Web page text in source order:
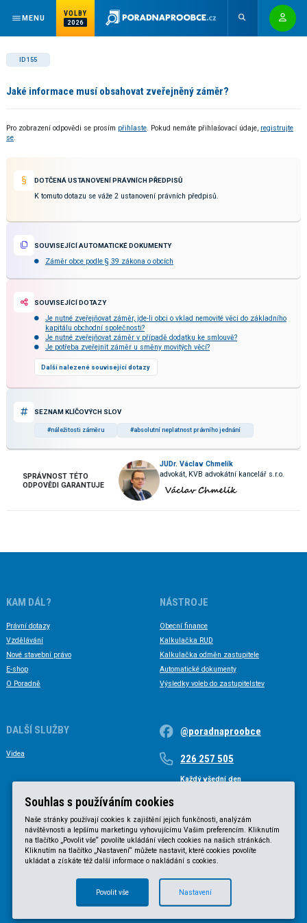
MENU
VOLBY
2026
ID 155
Jaké informace musí obsahovat zveřejněný záměr?
Pro zobrazení odpovědi se prosím přihlaste. Pokud nemáte přihlašovací údaje, registrujte
se.
DOTČENÁ USTANOVENÍ PRÁVNÍCH PŘEDPISŮ
K tomuto dotazu se váže 2 ustanovení právních předpisů.
SOUVISEJÍCÍ AUTOMATICKÉ DOKUMENTY
Záměr obce podle § 39 zákona o obcích
SOUVISEJÍCÍ DOTAZY
Je nutné zveřejňovat záměr, jde-li obci o vklad nemovité věci do základního
kapitálu obchodní společnosti?
Je nutné zveřejňovat záměr v případě dodatku ke smlouvě?
Je potřeba zveřejnit záměr u směny movitých věcí?
Další nalezené související dotazy
SEZNAM KLÍČOVÝCH SLOV
#náležitosti záměru #absolutní neplatnost právního jednání
SPRÁVNOST TÉTO
ODPOVĚDI GARANTUJE
JUDr. Václav Chmelík
advokát, KVB advokátní kancelář s.r.o.
KAM DÁL?
Právní dotazy
Vzdělávání
Nové stavební právo
E-shop
O Poradně
NÁSTROJE
Obecní finance
Kalkulačka RUD
Kalkulačka odměn zastupitele
Automatické dokumenty
Výsledky voleb do zastupitelstev
DALŠÍ SLUŽBY
Videa
@poradnaproobce
226 257 505
Každý všední den
Souhlas s používáním cookies
Naše stránky používají cookies k zajištění jejich funkčnosti, analýzám
návštěvnosti a lepšímu marketingu vyhovujícímu Vašim preferencím. Kliknutím
na tlačítko „Povolit vše“ povolíte ukládání všech cookies na našich stránkách.
Kliknutím na tlačítko „Nastavení“ můžete nastavit, které cookies povolíte
ukládat a získáte též další informace o nakládání s cookies.
Povolit vše Nastavení